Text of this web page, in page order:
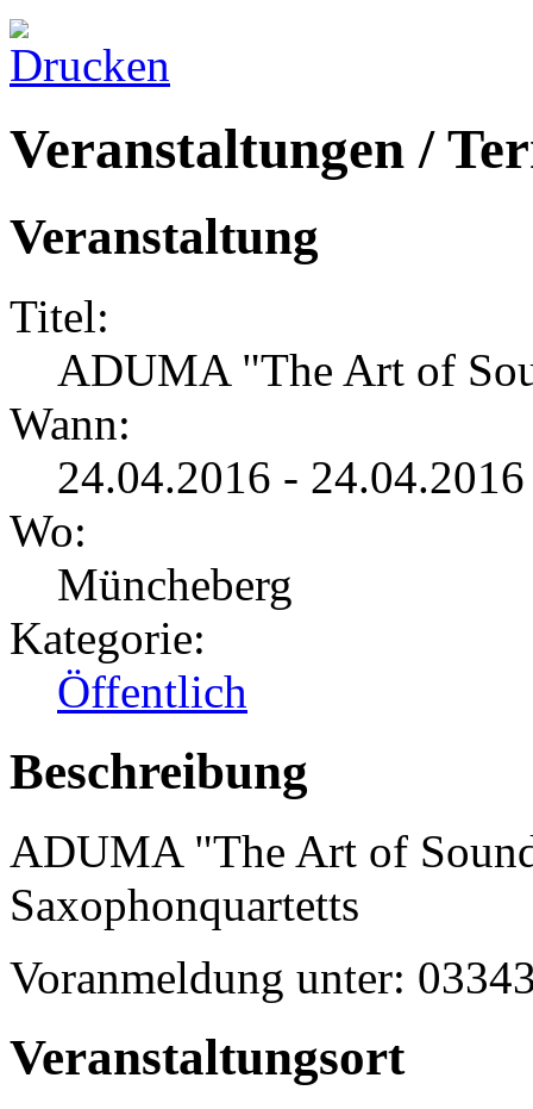
Veranstaltungen /
Veranstaltung
Titel:
ADUMA "The Art of
Wann:
24.04.2016 -
Wo:
Müncheberg
Kategorie:
Öffentlich
Beschreibung
ADUMA "The Art of
Saxophonquartetts
Voranmeldung unter:
Veranstaltungsort